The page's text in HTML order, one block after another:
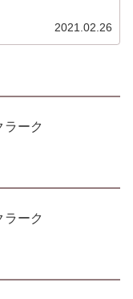
2021.02.26
ラーク
ラーク